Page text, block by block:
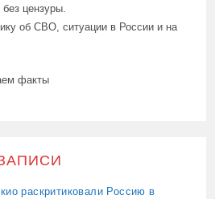
цензуры.
об СВО, ситуации в России и на
факты
раскритиковали Россию в